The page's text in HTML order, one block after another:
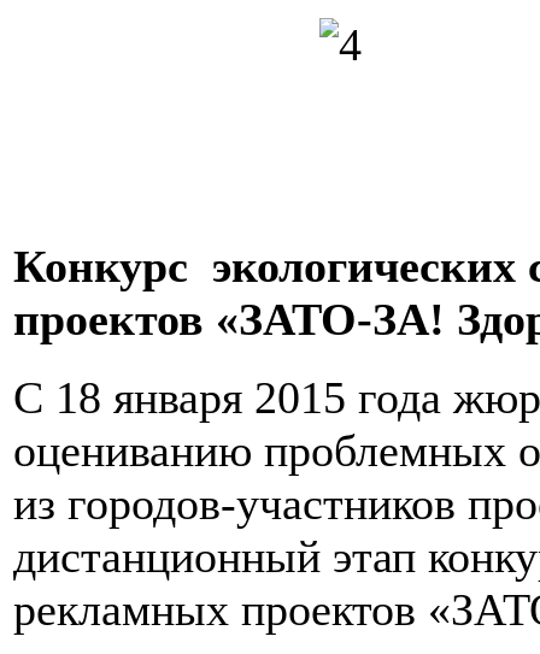
Конкурс
проектов «ЗАТО-ЗА!
С 18 января 2015 года
оцениванию проблемных
из городов-участников
дистанционный этап
рекламных проектов